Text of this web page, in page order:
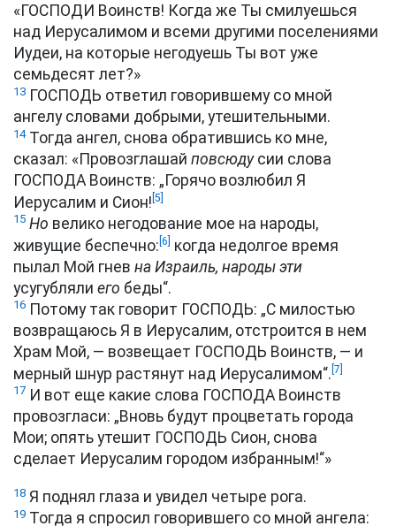
«ГОСПОДИ Воинств! Когда же Ты смилуешься
над Иерусалимом и всеми другими поселениями
Иудеи, на которые негодуешь Ты вот уже
семьдесят лет?»
13 ГОСПОДЬ ответил говорившему со мной
ангелу словами добрыми, утешительными.
14Тогда ангел, снова обратившись ко мне,
сказал: «Провозглашай повсюдусии слова
ГОСПОДА Воинств: „Горячо возлюбил Я
Иерусалим и Сион! [5]
15 Но велико негодование мое на народы,
живущие беспечно: [6]
когда недолгое время
пылал Мой гнев на Израиль, народы эти
усугубляли его беды“.
16 Потому так говорит ГОСПОДЬ: „С милостью
возвращаюсь Я в Иерусалим, отстроится в нем
Храм Мой, — возвещает ГОСПОДЬ Воинств, — и
мерный шнур растянут над Иерусалимом“. [7]
17 И вот еще какие слова ГОСПОДА Воинств
провозгласи: „Вновь будут процветать города
Мои; опять утешит ГОСПОДЬ Сион, снова
сделает Иерусалим городом избранным!“»
18 Я поднял глаза и увидел четыре рога.
19 Тогда я спросил говорившего со мной ангела: